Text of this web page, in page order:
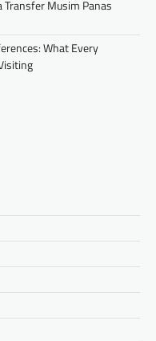
Transfer Musim Panas
What Every